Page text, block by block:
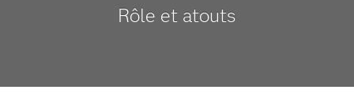
Rôle et atouts